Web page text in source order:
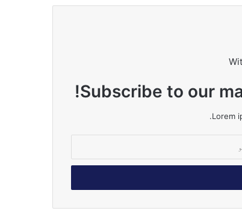
Subscribe to our
Lorem